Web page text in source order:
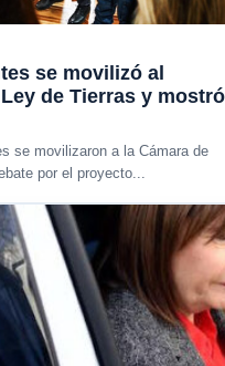
se movilizó al
de Tierras y mostró
se movilizaron a la Cámara de
por el proyecto...